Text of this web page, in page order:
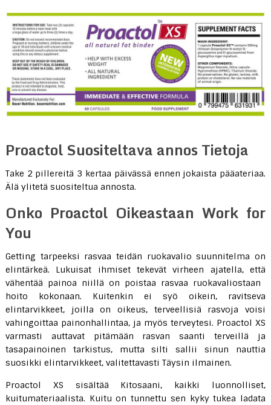
Proactol Suositeltava annos Tietoja
Take 2 pillereitä 3 kertaa päivässä ennen jokaista pääateriaa.
Älä ylitetä suositeltua annosta.
Onko Proactol Oikeastaan ​​Work for
You
Getting tarpeeksi rasvaa teidän ruokavalio suunnitelma on
elintärkeä. Lukuisat ihmiset tekevät virheen ajatella, että
vähentää painoa niillä on poistaa rasvaa ruokavaliostaan ​​
hoito kokonaan. Kuitenkin ei syö oikein, ravitseva
elintarvikkeet, joilla on oikeus, terveellisiä rasvoja voisi
vahingoittaa painonhallintaa, ja myös terveytesi. Proactol XS
varmasti auttavat pitämään rasvan saanti terveillä ja
tasapainoinen tarkistus, mutta silti sallii sinun nauttia
suosikki elintarvikkeet, valitettavasti Täysin ilmainen.
Proactol XS sisältää Kitosaani, kaikki luonnolliset,
kuitumateriaalista. Kuitu on tunnettu sen kyky tukea ladata